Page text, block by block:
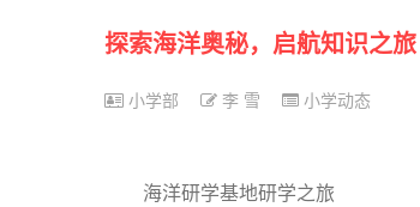
探索海洋奥秘，启航知识之
小学部 李 雪 小学动态
海洋研学基地研学之旅